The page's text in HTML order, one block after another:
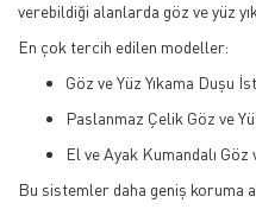
verebildiği alanlarda göz ve yüz
En çok tercih edilen modeller:
Göz ve Yüz Yıkama Duşu
Paslanmaz Çelik Göz ve
El ve Ayak Kumandalı Göz
Bu sistemler daha geniş koruma